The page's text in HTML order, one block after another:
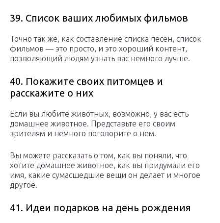
39. Список ваших любимых фильмов
Точно так же, как составление списка песен, список
фильмов — это просто, и это хороший контент,
позволяющий людям узнать вас немного лучше.
40. Покажите своих питомцев и
расскажите о них
Если вы любите животных, возможно, у вас есть
домашнее животное. Представьте его своим
зрителям и немного поговорите о нем.
Вы можете рассказать о том, как вы поняли, что
хотите домашнее животное, как вы придумали его
имя, какие сумасшедшие вещи он делает и многое
другое.
41. Идеи подарков на день рождения